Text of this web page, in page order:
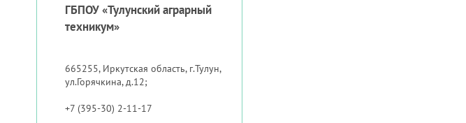
ГБПОУ «Тулунский аграрный
техникум»
665255, Иркутская область, г.Тулун,
ул.Горячкина, д.12;
+7 (395-30) 2-11-17